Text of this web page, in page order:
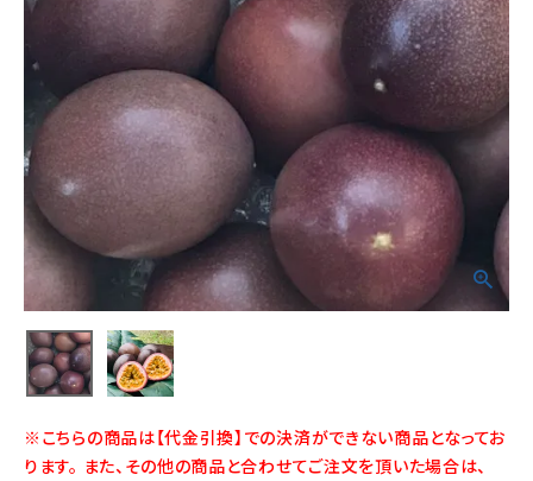
※こちらの商品は【代金引換】での決済ができない商品となってお
ります。 また、その他の商品と合わせてご注文を頂いた場合は、